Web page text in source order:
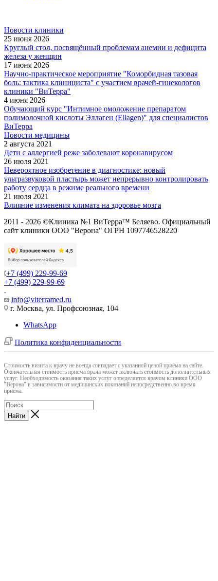
Новости клиники
25 июня 2026
Круглый стол, посвящённый проблемам анемии и дефицита
железа у женщин
17 июня 2026
Научно-практическое мероприятие "Коморбидная тазовая
боль: тактика клинициста" с участием врачей-гинекологов
клиники "ВиТерра"
4 июня 2026
Обучающий курс "Интимное омоложение препаратом
полимолочной кислоты Эллаген (Ellagen)" для специалистов
ВиТерра
Новости медицины
2 августа 2021
Дети с аллергией реже заболевают коронавирусом
26 июля 2021
Невероятное изобретение в диагностике: новый
ультразвуковой пластырь может непрерывно контролировать
работу сердца в режиме реального времени
21 июля 2021
Влияние изменения климата на здоровье мозга
2011 - 2026 ©Клиника №1 ВиТерра™ Беляево. Официальный
сайт клиники ООО "Верона" ОГРН 1097746528220
+7 (499) 229-99-69
+7 (499) 229-99-69
info@viterramed.ru
г. Москва, ул. Профсоюзная, 104
WhatsApp
Политика конфиденциальности
Cтоимость визита к врачу не всегда совпадает с указанной ценой приёма на сайте.
Окончательная стоимость приема врача может включать стоимость дополнительных
услуг. Необходимость оказания таких услуг определяется врачом клиники ООО
"Верона" в зависимости от медицинских показаний непосредственно во время
приёма.
Найти